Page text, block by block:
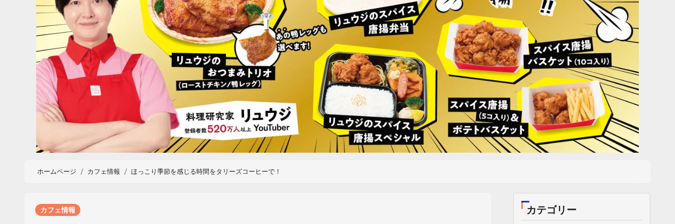
ホームページ カフェ情報 ほっこり季節を感じる時間をタリーズコーヒーで！
カフェ情報 カテゴリー